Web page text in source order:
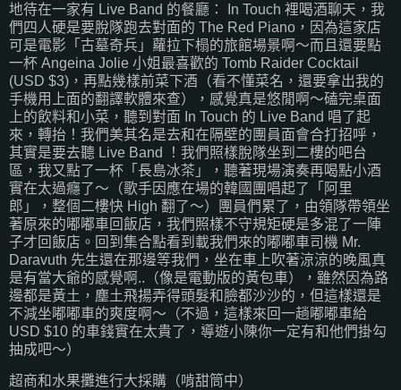
地待在一家有 Live Band 的餐廳： In Touch 裡喝酒聊天，我
們四人硬是要脫隊跑去對面的 The Red Piano，因為這家店
可是電影「古墓奇兵」蘿拉下榻的旅館場景啊～而且還要點
一杯 Angeina Jolie 小姐最喜歡的 Tomb Raider Cocktail
(USD $3)，再點幾樣前菜下酒（看不懂菜名，還要拿出我的
手機用上面的翻譯軟體來查），感覺真是悠閒啊～磕完桌面
上的飲料和小菜，聽到對面 In Touch 的 Live Band 唱了起
來，轉抬！我們美其名是去和在隔壁的團員面會合打招呼，
其實是要去聽 Live Band ！我們照樣脫隊坐到二樓的吧台
區，我又點了一杯「長島冰茶」，聽著現場演奏再喝點小酒
實在太過癮了～（歌手因應在場的韓國團唱起了「阿里
郎」，整個二樓快 High 翻了～）團員們累了，由領隊帶領坐
著原來的嘟嘟車回飯店，我們照樣不守規矩硬是多混了一陣
子才回飯店。回到集合點看到載我們來的嘟嘟車司機 Mr.
Daravuth 先生還在那邊等我們，坐在車上吹著涼涼的晚風真
是有當大爺的感覺啊..（像是電動版的黃包車），雖然因為路
邊都是黃土，塵土飛揚弄得頭髮和臉都沙沙的，但這樣還是
不減坐嘟嘟車的爽度啊～（不過，這樣來回一趟嘟嘟車給
USD $10 的車錢實在太貴了，導遊小陳你一定有和他們掛勾
抽成吧～）
超商和水果攤進行大採購（啃甜筒中）